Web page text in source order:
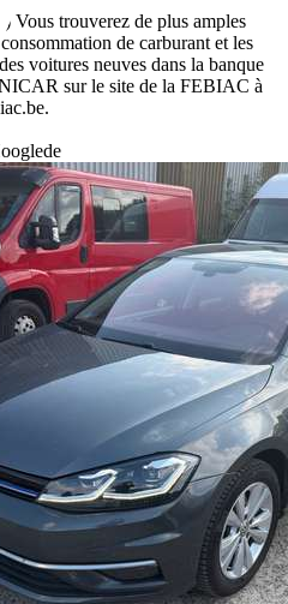
Vous trouverez de plus amples
de carburant et les
voitures neuves dans la banque
sur le site de la FEBIAC à